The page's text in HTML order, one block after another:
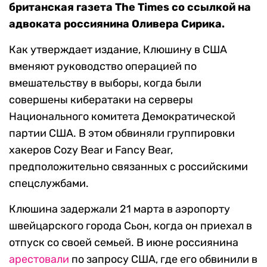
британская газета The Times со ссылкой на
адвоката россиянина Оливера Сирика.
Как утверждает издание, Клюшину в США
вменяют руководство операцией по
вмешательству в выборы, когда были
совершены кибератаки на серверы
Национального комитета Демократической
партии США. В этом обвиняли группировки
хакеров Cozy Bear и Fancy Bear,
предположительно связанных с российскими
спецслужбами.
Клюшина задержали 21 марта в аэропорту
швейцарского города Сьон, когда он приехал в
отпуск со своей семьей. В июне россиянина
арестовали по запросу США, где его обвинили в